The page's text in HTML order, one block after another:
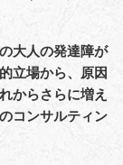
大人の発達障が
立場から、原因
からさらに増え
コンサルティン